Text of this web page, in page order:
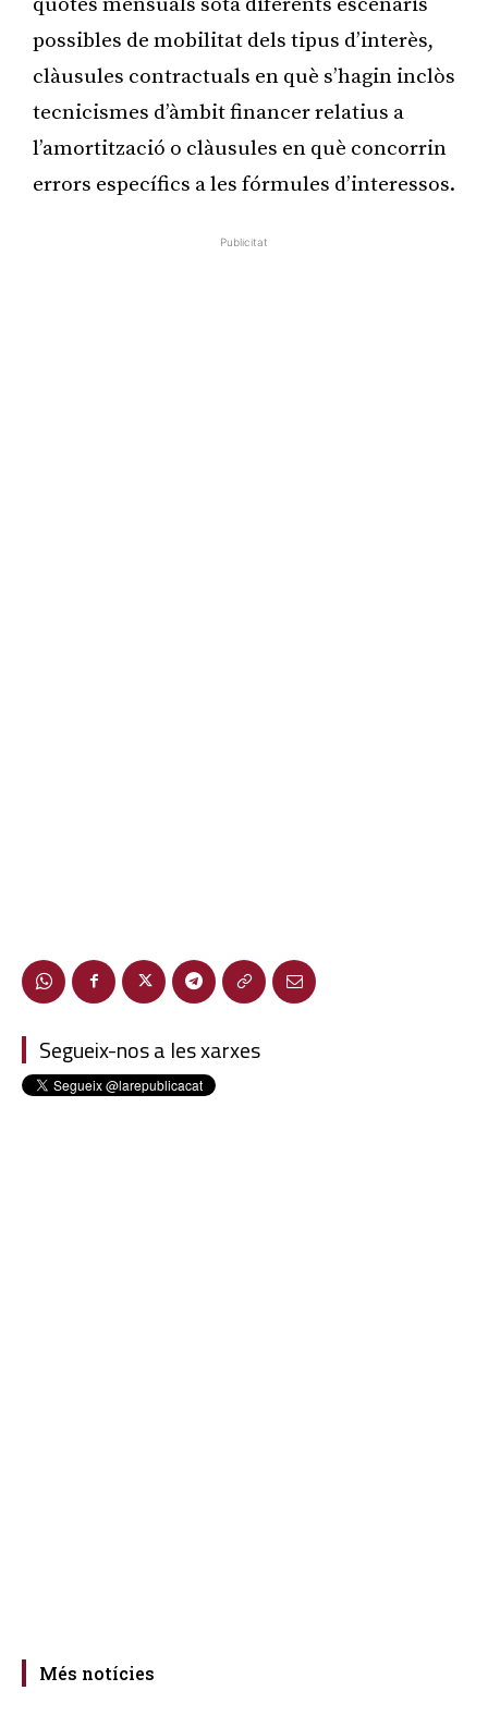
possibles de mobilitat dels tipus d’interès,
clàusules contractuals en què s’hagin inclòs
tecnicismes d’àmbit financer relatius a
l’amortització o clàusules en què concorrin
errors específics a les fórmules d’interessos.
Publicitat
Segueix-nos a les xarxes
Més notícies